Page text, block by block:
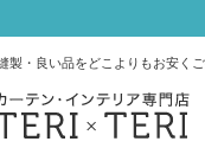
製・良い品をどこよりもお安く